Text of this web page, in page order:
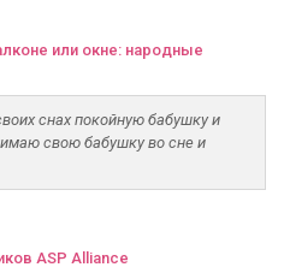
или окне: народные
снах покойную бабушку и
свою бабушку во сне и
ASP Alliance